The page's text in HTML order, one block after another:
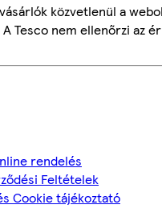
közvetlenül a
Tesco nem ellenőrzi az
rendelés
Feltételek
Cookie tájékoztató